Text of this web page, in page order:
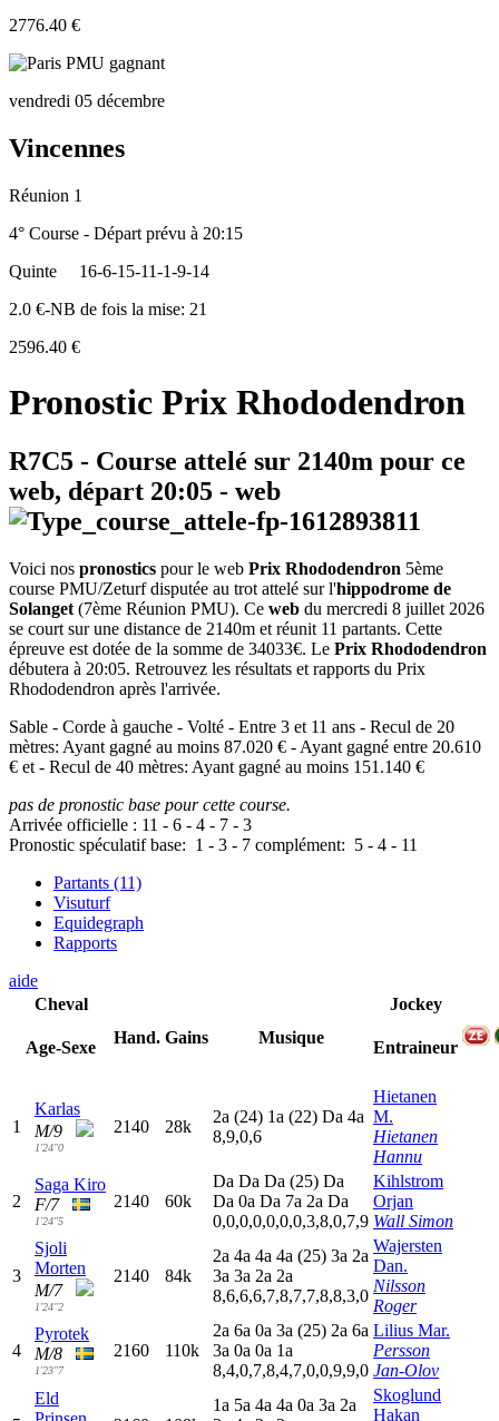
2776.40 €
vendredi 05 décembre
Vincennes
Réunion 1
4° Course - Départ prévu à 20:15
Quinte
16-6-15-11-1-9-14
2.0 €-NB de fois la mise: 21
2596.40 €
Pronostic Prix Rhododendron
R7C5 - Course attelé sur 2140m pour ce
web, départ 20:05 - web
Voici nos pronostics pour le web Prix Rhododendron 5ème
course PMU/Zeturf disputée au trot attelé sur l'hippodrome de
Solanget (7ème Réunion PMU). Ce web du mercredi 8 juillet 2026
se court sur une distance de 2140m et réunit 11 partants. Cette
épreuve est dotée de la somme de 34033€. Le Prix Rhododendron
débutera à 20:05. Retrouvez les résultats et rapports du Prix
Rhododendron après l'arrivée.
Sable - Corde à gauche - Volté - Entre 3 et 11 ans - Recul de 20
mètres: Ayant gagné au moins 87.020 € - Ayant gagné entre 20.610
€ et - Recul de 40 mètres: Ayant gagné au moins 151.140 €
pas de pronostic base pour cette course.
Arrivée officielle : 11 - 6 - 4 - 7 - 3
Pronostic spéculatif base: 1 - 3 - 7 complément: 5 - 4 - 11
Partants (11)
Visuturf
Equidegraph
Rapports
aide
Cheval
Age-Sexe
Hand. Gains Musique
Jockey
Entraineur
1
Karlas
M/9
1'24"0
2140 28k
2a (24) 1a (22) Da 4a
8,9,0,6
Hietanen
M.
Hietanen
Hannu
2
Saga Kiro
F/7
1'24"5
2140 60k
Da Da Da (25) Da
Da 0a Da 7a 2a Da
0,0,0,0,0,0,0,3,8,0,7,9
Kihlstrom
Orjan
Wall Simon
3
Sjoli
Morten
M/7
1'24"2
2140 84k
2a 4a 4a 4a (25) 3a 2a
3a 3a 2a 2a
8,6,6,6,7,8,7,7,8,8,3,0
Wajersten
Dan.
Nilsson
Roger
4
Pyrotek
M/8
1'23"7
2160 110k
2a 6a 0a 3a (25) 2a 6a
3a 0a 0a 1a
8,4,0,7,8,4,7,0,0,9,9,0
Lilius Mar.
Persson
Jan-Olov
Eld
1a 5a 4a 4a 0a 3a 2a
Skoglund
Hakan